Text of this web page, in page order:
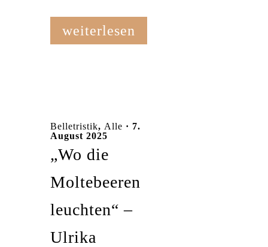
weiterlesen
Belletristik, Alle · 7.
August 2025
„Wo die
Moltebeeren
leuchten“ –
Ulrika